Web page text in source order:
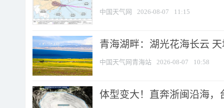
中国天气网 2026-08-07 11:15
青海湖畔：湖光花海长云
中国天气网青海站 2026-08-07 10:58
体型变大！直奔浙闽沿海，